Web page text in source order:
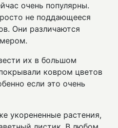
очень популярны.
не поддающееся
Они различаются
их в большом
ковром цветов
если это очень
укорененные растения,